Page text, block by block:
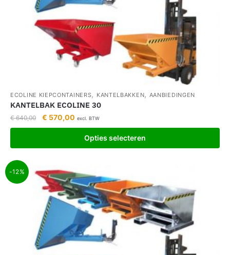
ECOLINE KIEPCONTAINERS, KANTELBAKKEN, AANBIEDINGEN
KANTELBAK ECOLINE 30
€640,00 € 570,00 excl. BTW
Opties selecteren
-12%